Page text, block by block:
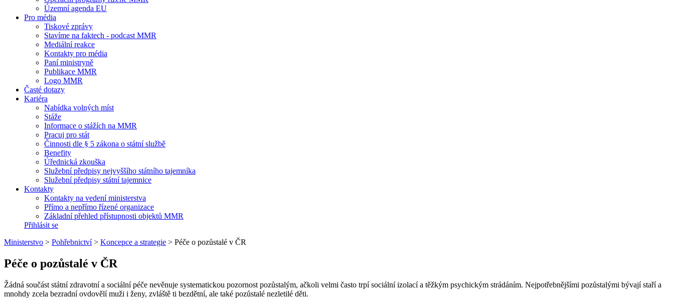
Územní agenda EU
Pro média
Tiskové zprávy
Stavíme na faktech - podcast MMR
Mediální reakce
Kontakty pro média
Paní ministryně
Publikace MMR
Logo MMR
Časté dotazy
Kariéra
Nabídka volných míst
Stáže
Informace o stážích na MMR
Pracuj pro stát
Činnosti dle § 5 zákona o státní službě
Benefity
Úřednická zkouška
Služební předpisy nejvyššího státního tajemníka
Služební předpisy státní tajemnice
Kontakty
Kontakty na vedení ministerstva
Přímo a nepřímo řízené organizace
Základní přehled přístupnosti objektů MMR
Přihlásit se
Ministerstvo > Pohřebnictví> Koncepce a strategie > Péče o pozůstalé v ČR
Péče o pozůstalé v ČR
Žádná součást státní zdravotní a sociální péče nevěnuje systematickou pozornost pozůstalým, ačkoli velmi často trpí sociální izolací a těžkým psychickým strádáním. Nejpotřebnějšími pozůstalými bývají staří a
mnohdy zcela bezradní ovdovělí muži i ženy, zvláště ti bezdětní, ale také pozůstalé nezletilé děti.